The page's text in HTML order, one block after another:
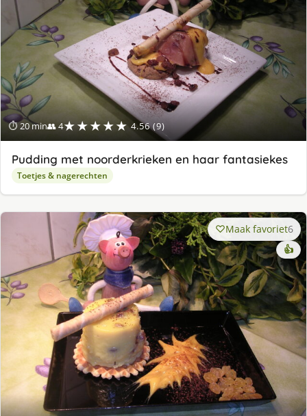
⏱ 20 min👥 4★★★★★ 4.56 (9)
Pudding met noorderkrieken en haar fantasiekes
Toetjes & nagerechten
Maak favoriet6
👍